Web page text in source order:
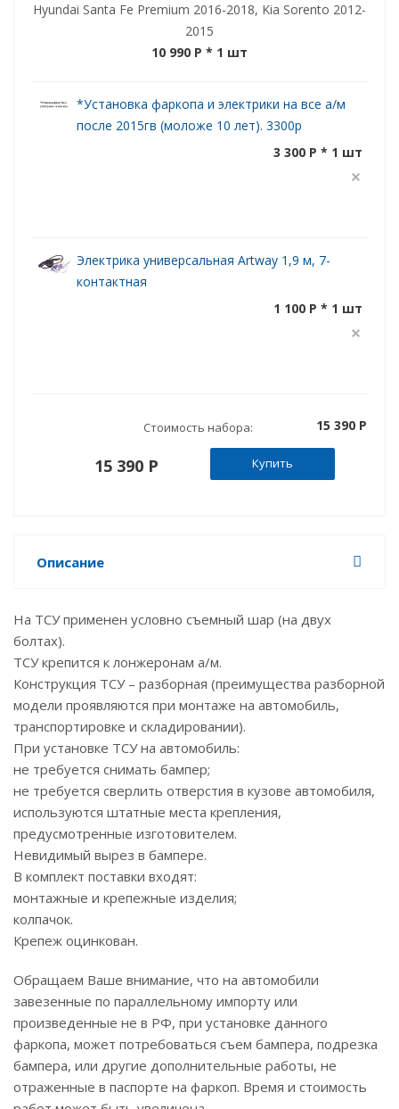
Hyundai Santa Fe Premium 2016-2018, Kia Sorento 2012-
2015
10 990 P * 1 шт
*Установка фаркопа и электрики на все а/м
после 2015гв (моложе 10 лет). 3300р
3 300 P * 1 шт
Электрика универсальная Artway 1,9 м, 7-
контактная
1 100 P * 1 шт
Стоимость набора: 15 390 P
15 390 P Купить
Описание
На ТСУ применен условно съемный шар (на двух
болтах).
ТСУ крепится к лонжеронам а/м.
Конструкция ТСУ – разборная (преимущества разборной
модели проявляются при монтаже на автомобиль,
транспортировке и складировании).
При установке ТСУ на автомобиль:
не требуется снимать бампер;
не требуется сверлить отверстия в кузове автомобиля,
используются штатные места крепления,
предусмотренные изготовителем.
Невидимый вырез в бампере.
В комплект поставки входят:
монтажные и крепежные изделия;
колпачок.
Крепеж оцинкован.
Обращаем Ваше внимание, что на автомобили
завезенные по параллельному импорту или
произведенные не в РФ, при установке данного
фаркопа, может потребоваться съем бампера, подрезка
бампера, или другие дополнительные работы, не
отраженные в паспорте на фаркоп. Время и стоимость